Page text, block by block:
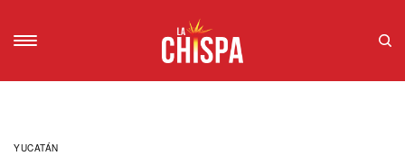
YUCATÁN